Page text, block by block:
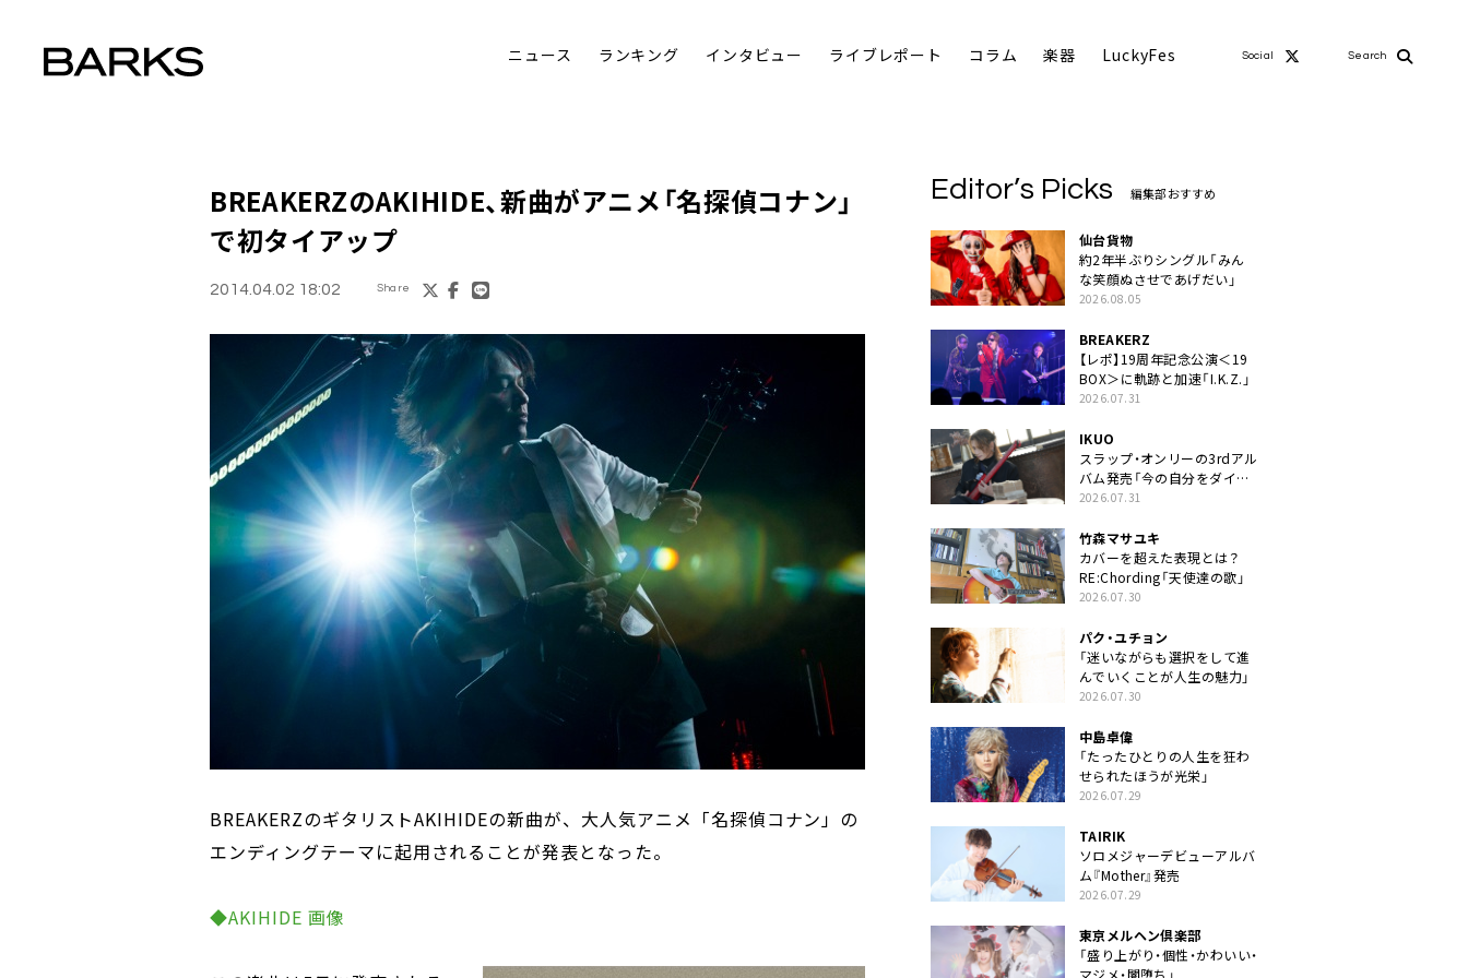
ニュース ランキング インタビュー ライブレポート コラム 楽器 LuckyFes Social Search
BREAKERZのAKIHIDE、新曲がアニメ「名探偵コナン」
で初タイアップ
2014.04.02 18:02 Share
BREAKERZのギタリストAKIHIDEの新曲が、大人気アニメ「名探偵コナン」の
エンディングテーマに起用されることが発表となった。
◆AKIHIDE 画像
Editor’s Picks 編集部おすすめ
仙台貨物
約2年半ぶりシングル「みん
な笑顔ぬさせであげだい」
2026.08.05
BREAKERZ
【レポ】19周年記念公演＜19
BOX＞に軌跡と加速「I.K.Z.」
2026.07.31
IKUO
スラップ・オンリーの3rdアル
バム発売「今の自分をダイレ
クトに」
2026.07.31
竹森マサユキ
カバーを超えた表現とは？
RE:Chording「天使達の歌」
2026.07.30
パク・ユチョン
「迷いながらも選択をして進
んでいくことが人生の魅力」
2026.07.30
中島卓偉
「たったひとりの人生を狂わ
せられたほうが光栄」
2026.07.29
TAIRIK
ソロメジャーデビューアルバ
ム『Mother』発売
2026.07.29
東京メルヘン倶楽部
「盛り上がり・個性・かわいい・
マジメ・闇堕ち」